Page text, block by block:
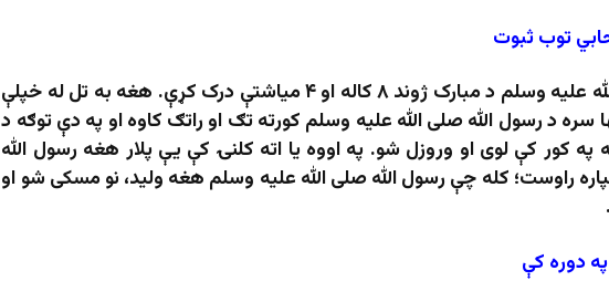
توب ثبوت
عبدالله د اسلام د پېغمبر صلی الله علیه وسلم د مبارک ژوند ۸ کاله او ۴ میاشتې درک کړې. هغه به تل له خپلې
د رسول الله صلی الله علیه وسلم کورته تګ او راتګ کاوه او په دې توګه د
په کور کې لوی او وروزل شو. په اووه یا اته کلنۍ کې یې پلار هغه رسول الله
راوست؛ کله چې رسول الله صلی الله علیه وسلم هغه ولید، نو مسکی شو او
په دوره کې